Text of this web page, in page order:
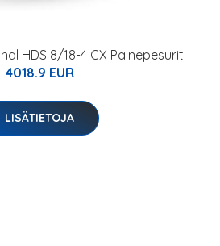
HDS 8/18-4 CX Painepesurit
4018.9 EUR
LISÄTIETOJA